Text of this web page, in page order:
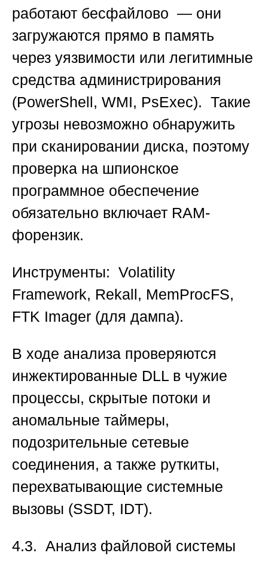
работают бесфайлово — они
загружаются прямо в память
через уязвимости или легитимные
средства администрирования
(PowerShell, WMI, PsExec). Такие
угрозы невозможно обнаружить
при сканировании диска, поэтому
проверка на шпионское
программное обеспечение
обязательно включает RAM-
форензик.
Инструменты: Volatility
Framework, Rekall, MemProcFS,
FTK Imager (для дампа).
В ходе анализа проверяются
инжектированные DLL в чужие
процессы, скрытые потоки и
аномальные таймеры,
подозрительные сетевые
соединения, а также руткиты,
перехватывающие системные
вызовы (SSDT, IDT).
4.3. Анализ файловой системы